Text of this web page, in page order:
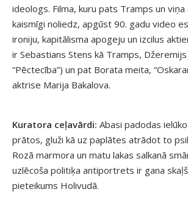
ideologs. Filma, kuru pats Tramps un
kaismīgi noliedz, apgūst 90. gadu video
ironiju, kapitālisma apogeju un izcilus
ir Sebastians Stens kā Tramps,
“Pēctecība”) un pat Borata meita,
aktrise Marija Bakalova.
Kuratora ceļavārdi: Abasi padodas
prātos, gluži kā uz paplātes atrādot to
Rozā marmora un matu lakas salkanā
uzlēcoša politiķa antiportrets ir gana
pieteikums Holivudā.